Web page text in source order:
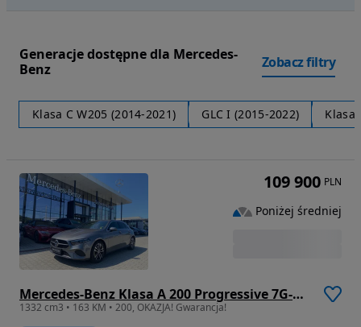
Generacje dostępne dla Mercedes-
Benz
Zobacz filtry
Klasa C W205 (2014-2021) GLC I (2015-2022) Klasa
Mercedes-Benz Klasa A 200 Progressive 7G-DCT
1332 cm3 • 163 KM • 200, OKAZJA! Gwarancja!
109 900 PLN
Poniżej średniej